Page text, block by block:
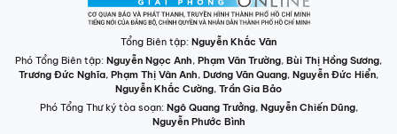
Tổng Biên tập: Nguyễn Khắc Văn
Phó Tổng Biên tập: Nguyễn Ngọc Anh, Phạm Văn Trường, Bùi Thị Hồng Sương,
Trương Đức Nghĩa, Phạm Thị Vân Anh, Dương Văn Quang, Nguyễn Đức Hiển,
Nguyễn Khắc Cường, Trần Gia Bảo
Phó Tổng Thư ký tòa soạn: Ngô Quang Trưởng, Nguyễn Chiến Dũng,
Nguyễn Phước Bình